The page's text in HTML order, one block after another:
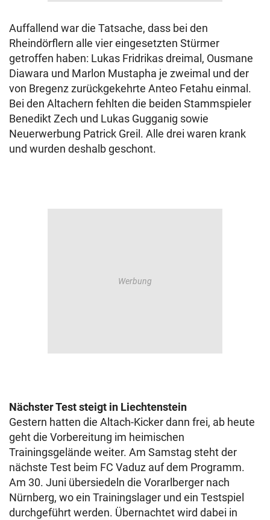
Auffallend war die Tatsache, dass bei den
Rheindörflern alle vier eingesetzten Stürmer
getroffen haben: Lukas Fridrikas dreimal, Ousmane
Diawara und Marlon Mustapha je zweimal und der
von Bregenz zurückgekehrte Anteo Fetahu einmal.
Bei den Altachern fehlten die beiden Stammspieler
Benedikt Zech und Lukas Gugganig sowie
Neuerwerbung Patrick Greil. Alle drei waren krank
und wurden deshalb geschont.
Nächster Test steigt in Liechtenstein
Gestern hatten die Altach-Kicker dann frei, ab heute
geht die Vorbereitung im heimischen
Trainingsgelände weiter. Am Samstag steht der
nächste Test beim FC Vaduz auf dem Programm.
Am 30. Juni übersiedeln die Vorarlberger nach
Nürnberg, wo ein Trainingslager und ein Testspiel
durchgeführt werden. Übernachtet wird dabei in